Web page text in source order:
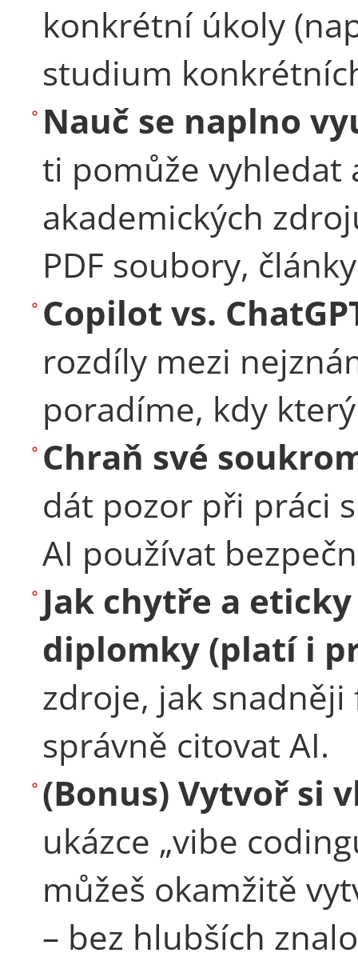
konkrétní úkoly
studium
Nauč se naplno
ti pomůže vyhledat
akademických
PDF soubory,
Copilot vs.
rozdíly mezi
poradíme, kdy
Chraň své
dát pozor při práci
AI používat
Jak chytře a
diplomky (platí i
zdroje, jak
správně citovat AI.
(Bonus) Vytvoř si
ukázce „vibe
můžeš okamžitě
– bez hlubších